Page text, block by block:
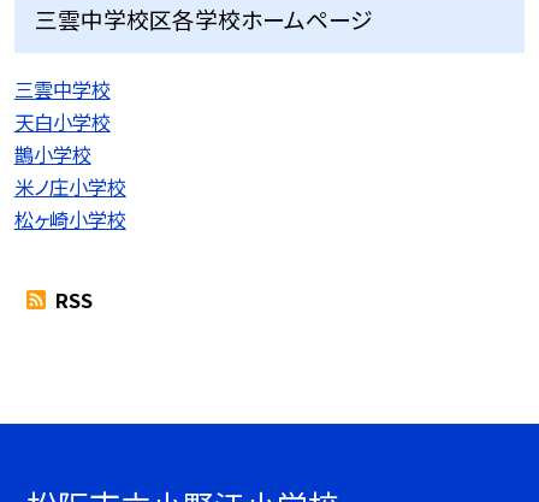
三雲中学校区各学校ホームページ
三雲中学校
天白小学校
鵲小学校
米ノ庄小学校
松ヶ崎小学校
RSS